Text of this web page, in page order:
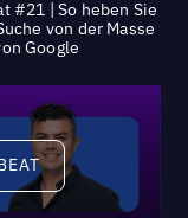
#21 | So heben Sie
von der Masse
Google
Beat